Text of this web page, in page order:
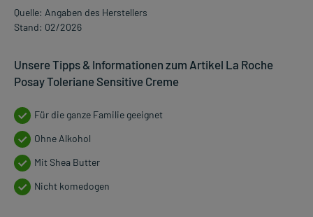
Quelle: Angaben des Herstellers
Stand: 02/2026
Unsere Tipps & Informationen zum Artikel La Roche
Posay Toleriane Sensitive Creme
Für die ganze Familie geeignet
Ohne Alkohol
Mit Shea Butter
Nicht komedogen